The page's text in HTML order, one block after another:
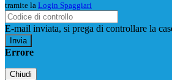
tramite la Login Spaggiari
E-mail inviata, si prega di controllare la
Errore
Chiudi